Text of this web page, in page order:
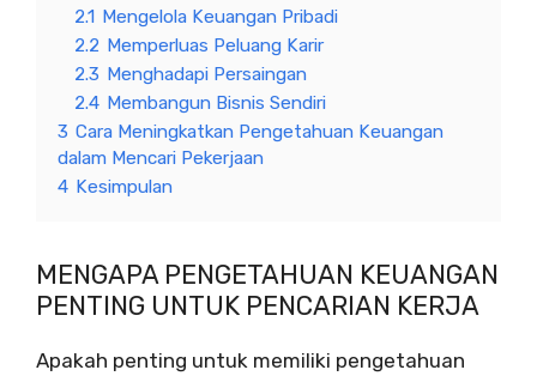
2.1 Mengelola Keuangan Pribadi
2.2 Memperluas Peluang Karir
2.3 Menghadapi Persaingan
2.4 Membangun Bisnis Sendiri
3 Cara Meningkatkan Pengetahuan Keuangan
dalam Mencari Pekerjaan
4 Kesimpulan
MENGAPA PENGETAHUAN KEUANGAN
PENTING UNTUK PENCARIAN KERJA
Apakah penting untuk memiliki pengetahuan